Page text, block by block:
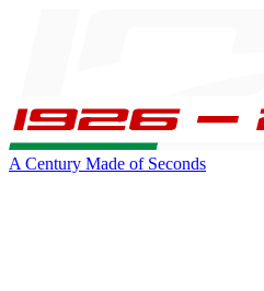
A Century Made of Seconds